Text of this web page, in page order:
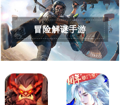
冒险解谜手游